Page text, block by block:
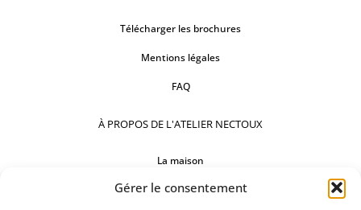
Gérer le consentement
Télécharger les brochures
Mentions légales
FAQ
À PROPOS DE L'ATELIER NECTOUX
La maison
Comptoirs